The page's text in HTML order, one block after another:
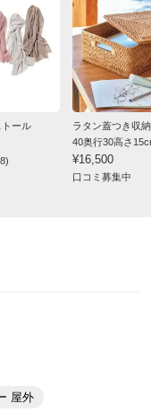
た。とってもかわ
って大満足です！
ール
ラタン蓋つき収
40奥行30高さ
¥16,500
口コミ募集中
屋外